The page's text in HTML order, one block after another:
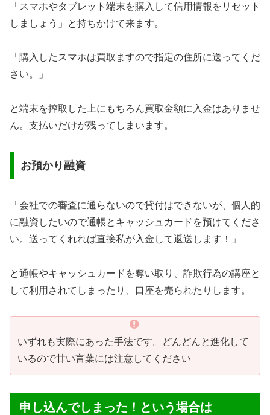
「スマホやタブレット端末を購入して信用情報をリセット
しましょう」と持ちかけて来ます。
「購入したスマホは買取ますので指定の住所に送ってくだ
さい。」
と端末を搾取した上にもちろん買取金額に入金はありませ
ん。支払いだけが残ってしまいます。
お預かり融資
「会社での審査に通らないので貸付はできないが、個人的
に融資したいので通帳とキャッシュカードを預けてくださ
い。送ってくれれば直接私が入金して返送します！」
と通帳やキャッシュカードを奪い取り、詐欺行為の講座と
して利用されてしまったり、口座を売られたりします。
いずれも実際にあった手法です。どんどんと進化して
いるので甘い言葉には注意してください
申し込んでしまった！という場合は